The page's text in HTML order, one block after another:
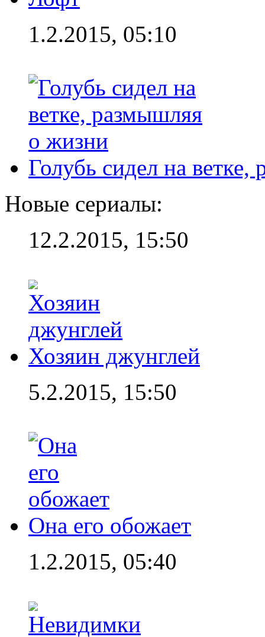
1.2.2015, 05:10
Голубь сидел на
Новые сериалы:
12.2.2015, 15:50
Хозяин джунглей
5.2.2015, 15:50
Она его обожает
1.2.2015, 05:40